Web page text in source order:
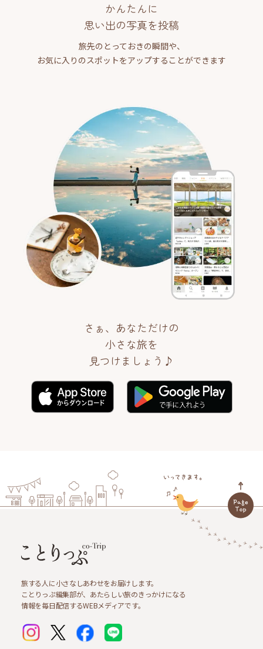
かんたんに
思い出の写真を投稿
旅先のとっておきの瞬間や、
お気に入りのスポットをアップすることができます
さぁ、あなただけの
小さな旅を
見つけましょう♪
旅する人に小さなしあわせをお届けします。
ことりっぷ編集部が、あたらしい旅のきっかけになる
情報を毎日配信するWEBメディアです。